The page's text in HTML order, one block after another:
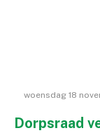
woensdag 18
Dorpsraad